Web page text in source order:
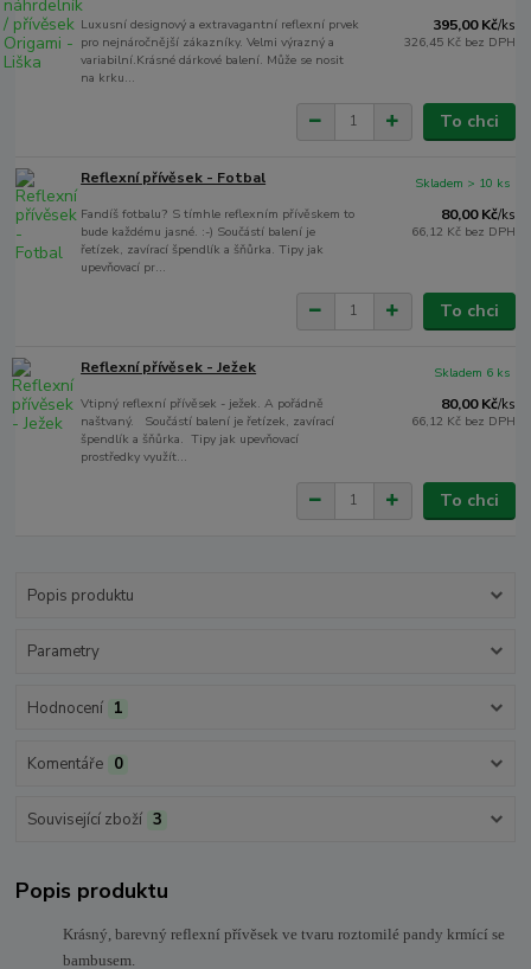
Luxusní designový a extravagantní reflexní prvek
pro nejnáročnější zákazníky. Velmi výrazný a
variabilní.Krásné dárkové balení. Může se nosit
na krku...
395,00 Kč/ks
326,45 Kč bez DPH
To chci
Reflexní přívěsek - Fotbal
Fandíš fotbalu? S tímhle reflexním přívěskem to
bude každému jasné. :-) Součástí balení je
řetízek, zavírací špendlík a šňůrka. Tipy jak
upevňovací pr...
80,00 Kč/ks
66,12 Kč bez DPH
Skladem > 10 ks
To chci
Reflexní přívěsek - Ježek
Vtipný reflexní přívěsek - ježek. A pořádně
naštvaný. Součástí balení je řetízek, zavírací
špendlík a šňůrka. Tipy jak upevňovací
prostředky využít...
80,00 Kč/ks
66,12 Kč bez DPH
Skladem 6 ks
To chci
Popis produktu
Parametry
Hodnocení 1
Komentáře 0
Související zboží 3
Popis produktu
Krásný, barevný reflexní přívěsek ve tvaru roztomilé pandy krmící se
bambusem.